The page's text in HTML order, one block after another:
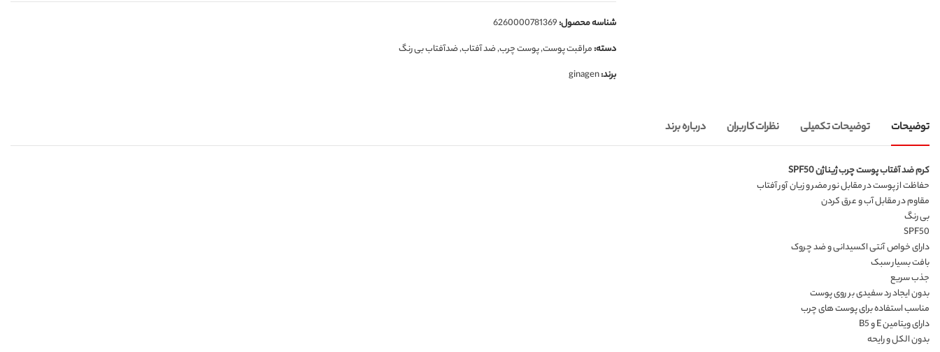
شناسه محصول:6260000781369
دسته:مراقبت پوست,پوست چرب,ضد آفتاب,ضدآفتاب بی رنگ
برند:ginagen
توضیحات توضیحات تکمیلی نظرات کاربران درباره برند
کرم ضد آفتاب پوست چرب ژیناژن SPF50
حفاظت از پوست در مقابل نور مضر و زیان آور آفتاب
مقاوم در مقابل آب و عرق کردن
بی رنگ
SPF50
دارای خواص آنتی اکسیدانی و ضد چروک
بافت بسیار سبک
جذب سریع
بدون ایجاد رد سفیدی بر روی پوست
مناسب استفاده برای پوست های چرب
دارای ویتامین E و B5
بدون الکل و رایحه